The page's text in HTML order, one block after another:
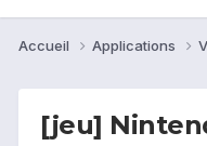
Accueil Applications
[jeu]